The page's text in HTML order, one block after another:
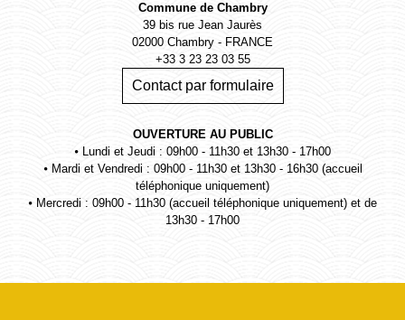
Commune de Chambry
39 bis rue Jean Jaurès
02000 Chambry - FRANCE
+33 3 23 23 03 55
Contact par formulaire
OUVERTURE AU PUBLIC
⦁ Lundi et Jeudi : 09h00 - 11h30 et 13h30 - 17h00
⦁ Mardi et Vendredi : 09h00 - 11h30 et 13h30 - 16h30 (accueil
téléphonique uniquement)
⦁ Mercredi : 09h00 - 11h30 (accueil téléphonique uniquement) et de
13h30 - 17h00